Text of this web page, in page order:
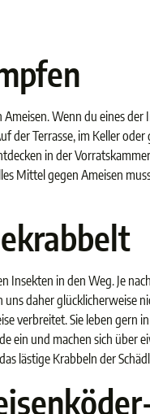
Wenn du eines
Terrasse, im Keller
in der
Mittel gegen Ameisen
Insekten in den Weg. Je
daher glücklicherweise
verbreitet. Sie leben gern
ein und machen sich
lästige Krabbeln der